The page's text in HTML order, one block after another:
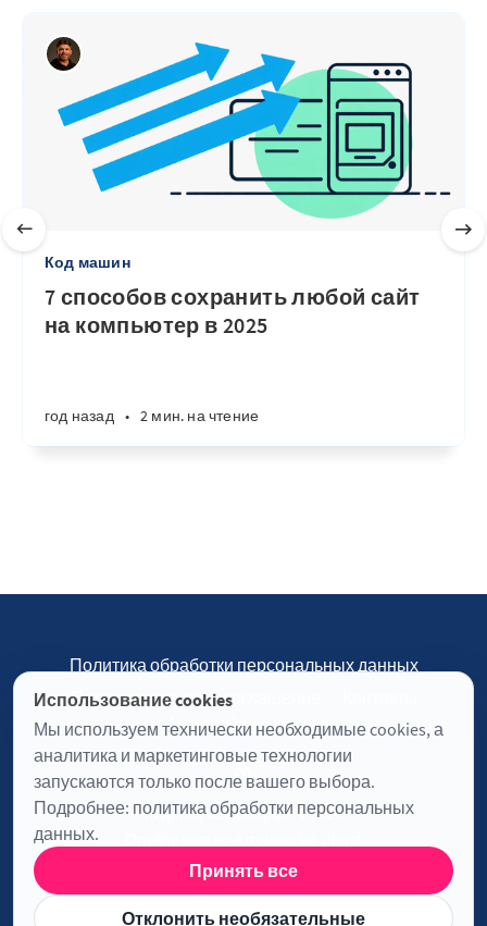
Код машин
7 способов сохранить любой сайт
на компьютер в 2025
год назад • 2 мин. на чтение
Использование cookies
Мы используем технически необходимые cookies, а
аналитика и маркетинговые технологии
запускаются только после вашего выбора.
Подробнее: политика обработки персональных
данных.
Принять все
Отклонить необязательные
Политика обработки персональных данных
Пользовательское соглашение
Настройки cookies
Журнал «Отинофф» © 2026
Информация о лицензии JavaScript